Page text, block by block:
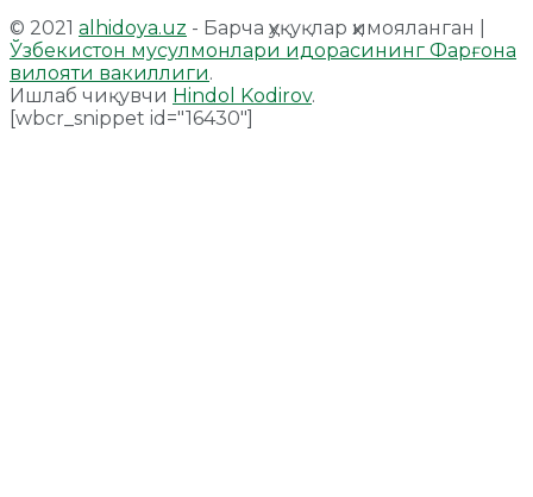
© 2021 alhidoya.uz - Барча ҳуқуқлар ҳимояланган |
Ўзбекистон мусулмонлари идорасининг Фарғона
вилояти вакиллиги.
Ишлаб чиқувчи Hindol Kodirov.
[wbcr_snippet id="16430"]